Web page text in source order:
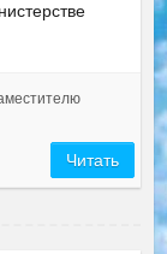
Читать